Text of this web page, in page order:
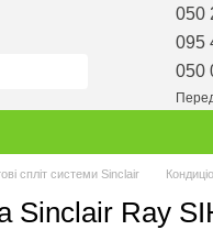
050
095
050
спліт системи Sinclair
Sinclair Ray